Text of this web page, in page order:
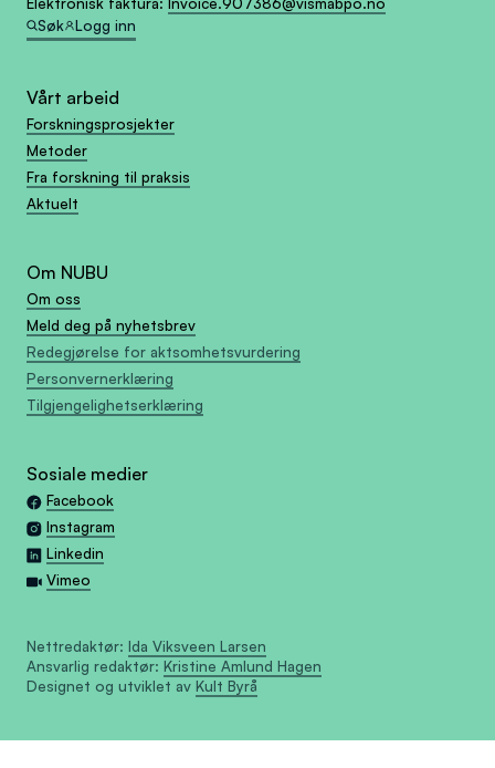
Søk
Logg inn
Vårt arbeid
Forskningsprosjekter
Metoder
Fra forskning til praksis
Aktuelt
Om NUBU
Om oss
Meld deg på nyhetsbrev
Redegjørelse for aktsomhetsvurdering
Personvernerklæring
Tilgjengelighetserklæring
Sosiale medier
Facebook
Instagram
Linkedin
Vimeo
Nettredaktør: Ida Viksveen Larsen
Ansvarlig redaktør: Kristine Amlund Hagen
Designet og utviklet av Kult Byrå